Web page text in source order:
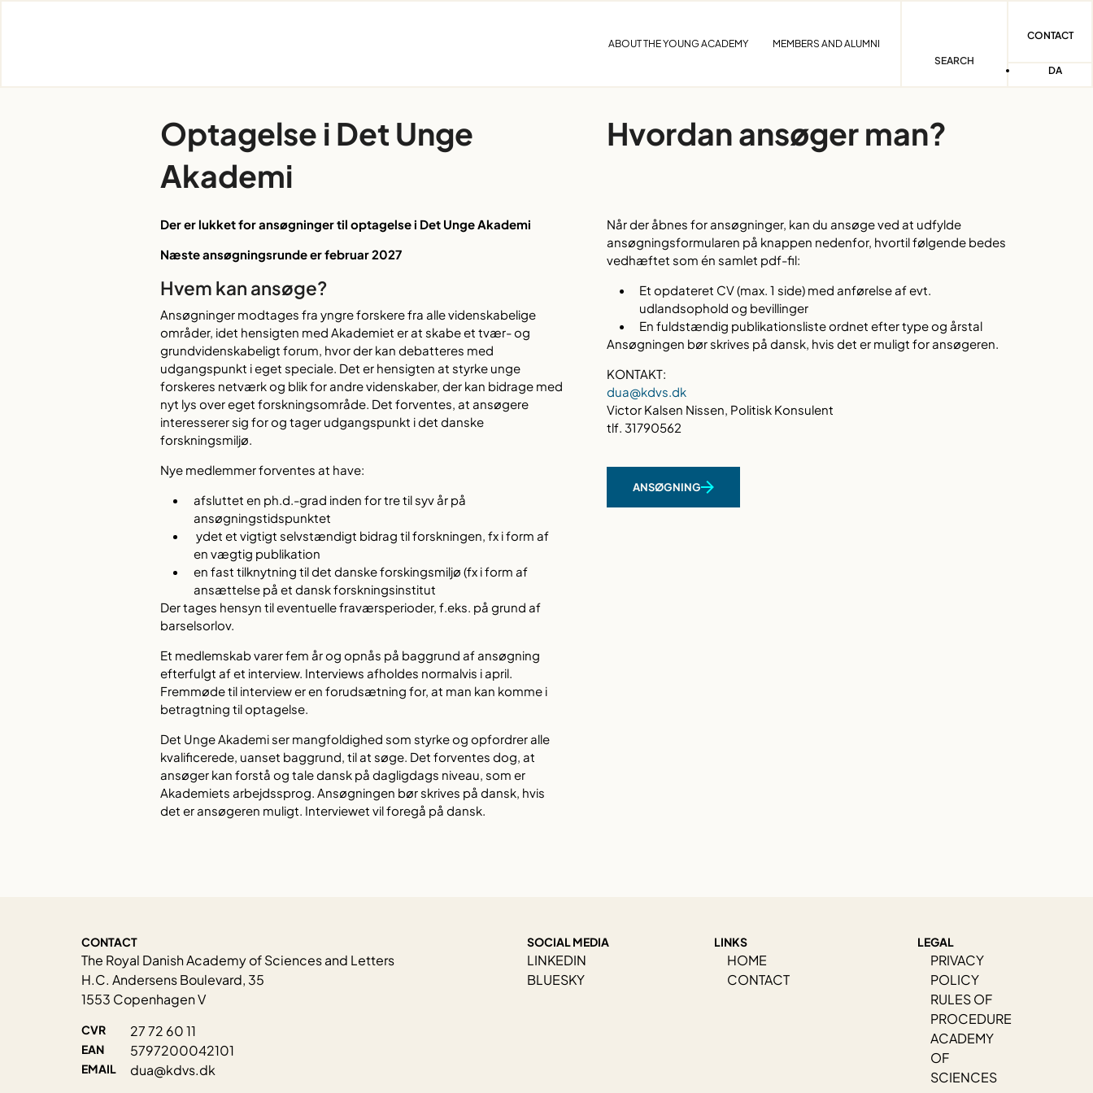
ABOUT THE YOUNG ACADEMY
MEMBERS AND ALUMNI
SEARCH
CONTACT
DA
Optagelse i Det Unge
Akademi
Hvordan ansøger man?
Der er lukket for ansøgninger til optagelse i Det Unge Akademi
Næste ansøgningsrunde er februar 2027
Hvem kan ansøge?
Ansøgninger modtages fra yngre forskere fra alle videnskabelige
områder, idet hensigten med Akademiet er at skabe et tvær- og
grundvidenskabeligt forum, hvor der kan debatteres med
udgangspunkt i eget speciale. Det er hensigten at styrke unge
forskeres netværk og blik for andre videnskaber, der kan bidrage med
nyt lys over eget forskningsområde. Det forventes, at ansøgere
interesserer sig for og tager udgangspunkt i det danske
forskningsmiljø.
Nye medlemmer forventes at have:
afsluttet en ph.d.-grad inden for tre til syv år på
ansøgningstidspunktet
ydet et vigtigt selvstændigt bidrag til forskningen, fx i form af
en vægtig publikation
en fast tilknytning til det danske forskingsmiljø (fx i form af
ansættelse på et dansk forskningsinstitut
Der tages hensyn til eventuelle fraværsperioder, f.eks. på grund af
barselsorlov.
Et medlemskab varer fem år og opnås på baggrund af ansøgning
efterfulgt af et interview. Interviews afholdes normalvis i april.
Fremmøde til interview er en forudsætning for, at man kan komme i
betragtning til optagelse.
Det Unge Akademi ser mangfoldighed som styrke og opfordrer alle
kvalificerede, uanset baggrund, til at søge. Det forventes dog, at
ansøger kan forstå og tale dansk på dagligdags niveau, som er
Akademiets arbejdssprog. Ansøgningen bør skrives på dansk, hvis
det er ansøgeren muligt. Interviewet vil foregå på dansk.
Når der åbnes for ansøgninger, kan du ansøge ved at udfylde
ansøgningsformularen på knappen nedenfor, hvortil følgende bedes
vedhæftet som én samlet pdf-fil:
Et opdateret CV (max. 1 side) med anførelse af evt.
udlandsophold og bevillinger
En fuldstændig publikationsliste ordnet efter type og årstal
Ansøgningen bør skrives på dansk, hvis det er muligt for ansøgeren.
KONTAKT:
dua@kdvs.dk
Victor Kalsen Nissen, Politisk Konsulent
tlf. 31790562
ANSØGNING
CONTACT
The Royal Danish Academy of Sciences and Letters
H.C. Andersens Boulevard, 35
1553 Copenhagen V
CVR 27 72 60 11
EAN 5797200042101
EMAIL dua@kdvs.dk
SOCIAL MEDIA
LINKEDIN
BLUESKY
LINKS
HOME
CONTACT
LEGAL
PRIVACY
POLICY
RULES OF
PROCEDURE
ACADEMY
OF
SCIENCES